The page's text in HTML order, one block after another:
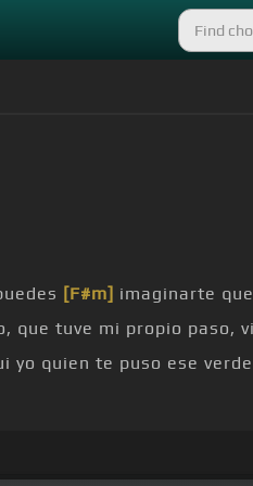
[F#m] imaginarte
que tuve mi propio paso,
yo quien te puso ese verde